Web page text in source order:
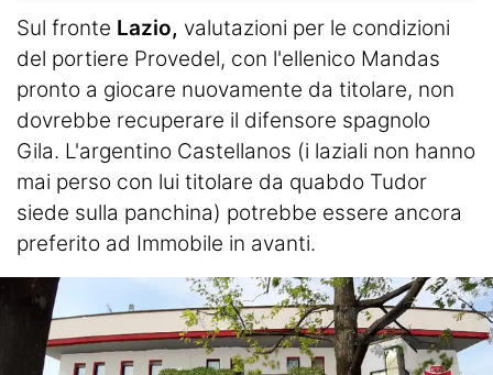
Sul fronte Lazio, valutazioni per le condizioni
del portiere Provedel, con l'ellenico Mandas
pronto a giocare nuovamente da titolare, non
dovrebbe recuperare il difensore spagnolo
Gila. L'argentino Castellanos (i laziali non hanno
mai perso con lui titolare da quabdo Tudor
siede sulla panchina) potrebbe essere ancora
preferito ad Immobile in avanti.